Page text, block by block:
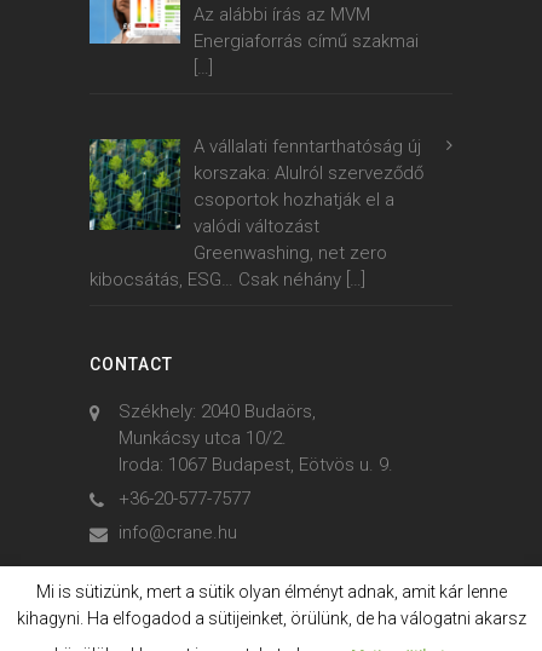
Az alábbi írás az MVM
Energiaforrás című szakmai
A vállalati fenntarthatóság új
korszaka: Alulról szerveződő
csoportok hozhatják el a
valódi változást
Greenwashing, net zero
kibocsátás, ESG… Csak néhány […]
CONTACT
Székhely: 2040 Budaörs,
Munkácsy utca 10/2.
Iroda: 1067 Budapest, Eötvös u. 9.
+36-20-577-7577
info@crane.hu
Mi is sütizünk, mert a sütik olyan élményt adnak, amit kár lenne
kihagyni. Ha elfogadod a sütijeinket, örülünk, de ha válogatni akarsz